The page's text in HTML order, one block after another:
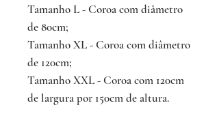
Tamanho L - Coroa com diâmetro
de 80cm;
Tamanho XL - Coroa com diâmetro
de 120cm;
Tamanho XXL - Coroa com 120cm
de largura por 150cm de altura.